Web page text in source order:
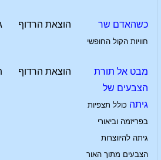
כשהאדם שר
חוויות הקול החופשי
הוצאת הרדוף
מבט אל תורת
הצבעים של
גיתה כולל תצפיות
בפריזמה וביאורי
גיתה להיווצרות
הצבעים מתוך האור
הוצאת הרדוף